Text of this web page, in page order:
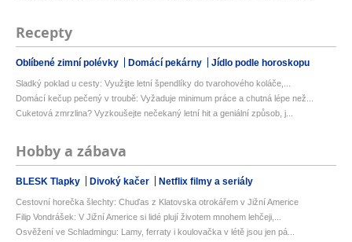
Recepty
Oblíbené zimní polévky Domácí pekárny Jídlo podle horoskopu
Sladký poklad u cesty: Využijte letní špendlíky do tvarohového koláče,...
Domácí kečup pečený v troubě: Vyžaduje minimum práce a chutná lépe než...
Cuketová zmrzlina? Vyzkoušejte nečekaný letní hit a geniální způsob, j...
Hobby a zábava
BLESK Tlapky Divoký kačer Netflix filmy a seriály
Cestovní horečka šlechty: Chuďas z Klatovska otrokářem v Jižní Americe
Filip Vondrášek: V Jižní Americe si lidé plují životem mnohem lehčeji,...
Osvěžení ve Schladmingu: Lamy, ferraty i koulovačka v létě jsou jen pá...